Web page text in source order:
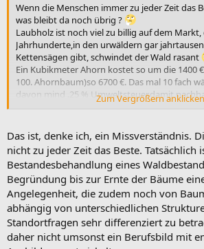
Wenn die Menschen immer zu jeder Zeit das
was bleibt da noch übrig ?
Laubholz ist noch viel zu billig auf dem Markt,
Jahrhunderte,in den urwäldern gar
Kettensägen gibt, schwindet der Wald rasant
Ein Kubikmeter Ahorn kostet so um die 1400
100. Ahornbaum)so 6700 €. Das mal 10 fach
davon mind .25 % Umweltsteuer,damit
kultiviert werden kann zu Naturgesetzen.
Plattenwerkstoffe verwendet zu werden
in seiner Bude hat zum Wohlfühlen.
Das sind oft Möbel ohne Langlebigkeit, die
überdauern
.
Was die reichsten Leute dieser Welt an Holz
man das kotzen .
Leute, die Bäume ermöglichen uns das
Ich kann nur hoffen, das die Menschheit sich
und das die Natur der Erde sich vollständig
Wo ist die intellektuelle Überlegenheit der
Zum Vergrößern
Das ist, denke ich, ein Missverständnis.
nicht zu jeder Zeit das Beste. Tatsächlich
Bestandesbehandlung eines
Begründung bis zur Ernte der Bäume
Angelegenheit, die zudem noch von
abhängig von unterschiedlichen
Standortfragen sehr differenziert zu
daher nicht umsonst ein Berufsbild mit